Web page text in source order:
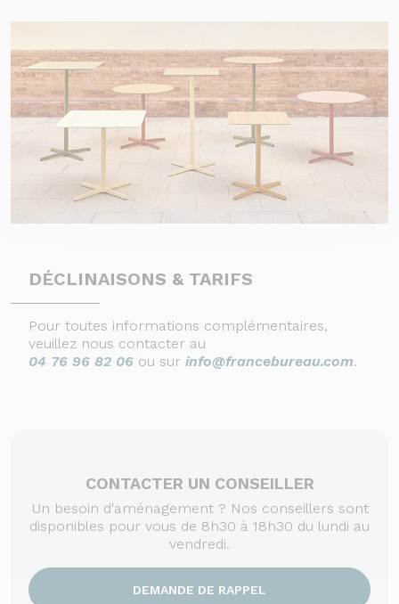
DÉCLINAISONS & TARIFS
Pour toutes informations complémentaires,
veuillez nous contacter au
04 76 96 82 06 ou sur info@francebureau.com.
CONTACTER UN CONSEILLER
Un besoin d'aménagement ? Nos conseillers sont
disponibles pour vous de 8h30 à 18h30 du lundi au
vendredi.
DEMANDE DE RAPPEL